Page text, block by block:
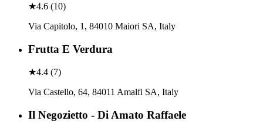
★4.6 (10)
Via Capitolo, 1, 84010 Maiori SA, Italy
Frutta E Verdura
★4.4 (7)
Via Castello, 64, 84011 Amalfi SA, Italy
Il Negozietto - Di Amato Raffaele